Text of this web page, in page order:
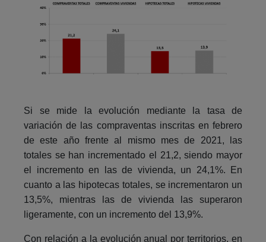
Si se mide la evolución mediante la tasa de
variación de las compraventas inscritas en febrero
de este año frente al mismo mes de 2021, las
totales se han incrementado el 21,2, siendo mayor
el incremento en las de vivienda, un 24,1%. En
cuanto a las hipotecas totales, se incrementaron un
13,5%, mientras las de vivienda las superaron
ligeramente, con un incremento del 13,9%.
Con relación a la evolución anual por territorios, en